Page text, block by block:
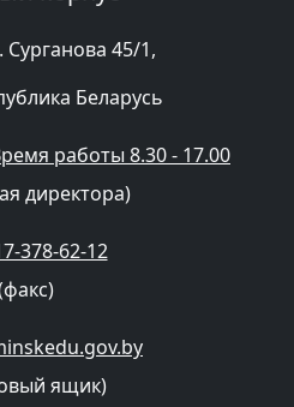
Сурганова 45/1,
Беларусь
работы 8.30 - 17.00
директора)
378-62-12
ящик)